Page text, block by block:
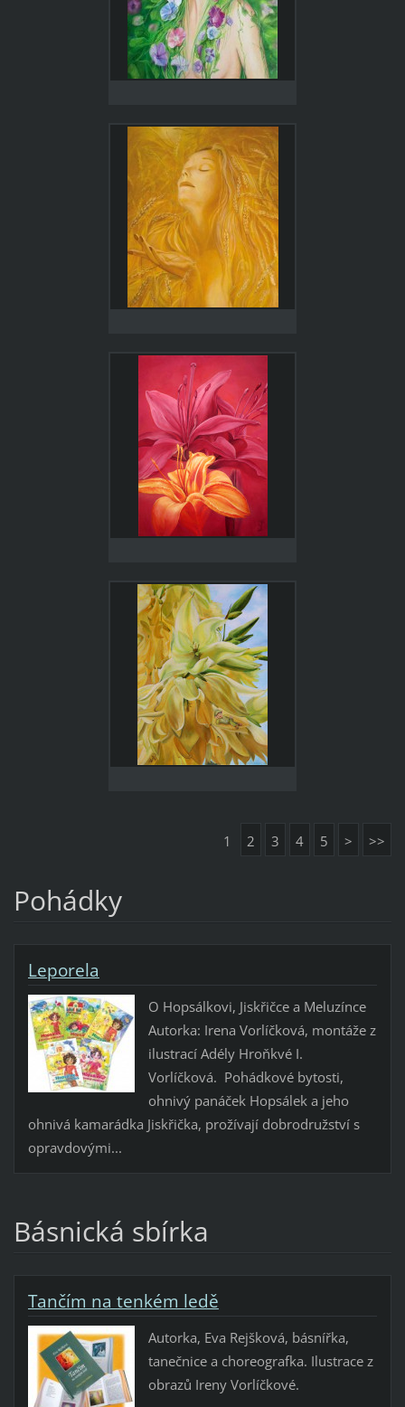
1 2 3 4 5 > >>
Pohádky
Leporela
O Hopsálkovi, Jiskřičce a Meluzínce
Autorka: Irena Vorlíčková, montáže z
ilustrací Adély Hroňkvé I.
Vorlíčková. Pohádkové bytosti,
ohnivý panáček Hopsálek a jeho
ohnivá kamarádka Jiskřička, prožívají dobrodružství s
opravdovými...
Básnická sbírka
Tančím na tenkém ledě
Autorka, Eva Rejšková, básnířka,
tanečnice a choreografka. Ilustrace z
obrazů Ireny Vorlíčkové.